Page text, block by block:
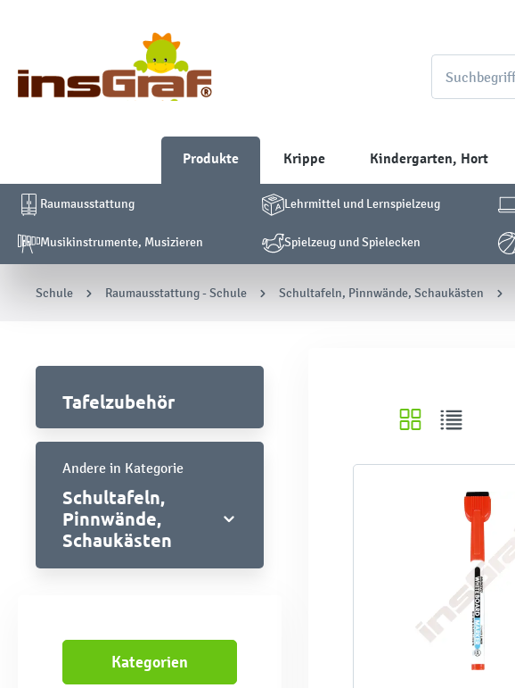
Produkte Krippe Kindergarten, Hort
Raumausstattung Lehrmittel und Lernspielzeug
Musikinstrumente, Musizieren Spielzeug und Spielecken
Schule Raumausstattung - Schule Schultafeln, Pinnwände, Schaukästen
Tafelzubehör
Andere in Kategorie
Schultafeln,
Pinnwände,
Schaukästen
Kategorien